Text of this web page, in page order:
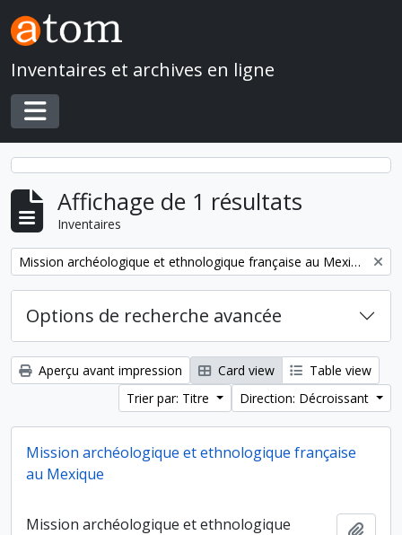
Skip to main content
Inventaires et archives en ligne
Toggle navigation
Affichage de 1 résultats
Inventaires
Remove filter: Mission archéologique et ethnologique française au Mexique
Options de recherche avancée
Aperçu avant impression Card view
Table view
Trier par: Titre
Direction: Décroissant
Mission archéologique et ethnologique française
au Mexique
Mission archéologique et ethnologique